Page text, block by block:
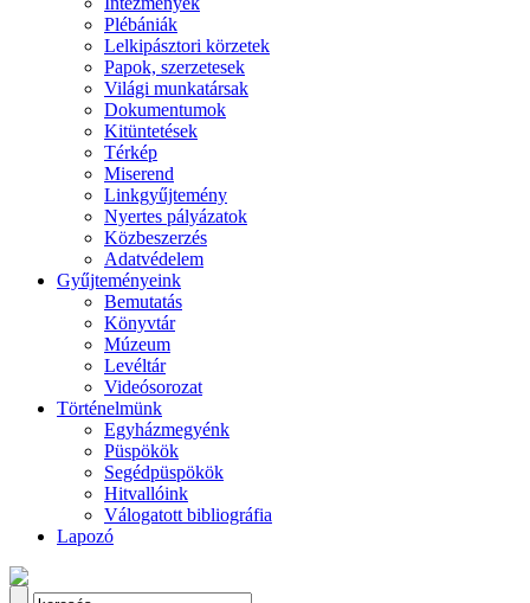
Plébániák
Lelkipásztori körzetek
Papok, szerzetesek
Világi munkatársak
Dokumentumok
Kitüntetések
Térkép
Miserend
Linkgyűjtemény
Nyertes pályázatok
Közbeszerzés
Adatvédelem
Gyűjteményeink
Bemutatás
Könyvtár
Múzeum
Levéltár
Videósorozat
Történelmünk
Egyházmegyénk
Püspökök
Segédpüspökök
Hitvallóink
Válogatott bibliográfia
Lapozó